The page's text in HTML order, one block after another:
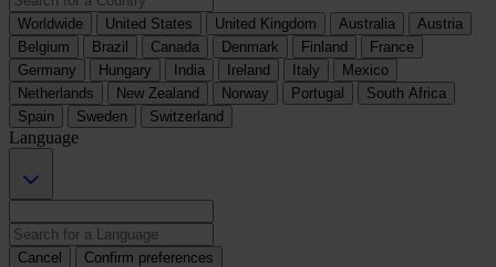
Worldwide United States United Kingdom Australia
Austria
Belgium
Brazil Canada Denmark Finland
France
Germany
Hungary India Ireland Italy
Mexico
Netherlands
New Zealand Norway Portugal
South Africa
Spain
Sweden Switzerland
Language
Cancel
Confirm preferences